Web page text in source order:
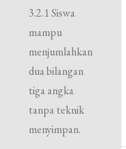
3.2.1 Siswa
mampu
menjumlahkan
dua bilangan
tiga angka
tanpa teknik
menyimpan.